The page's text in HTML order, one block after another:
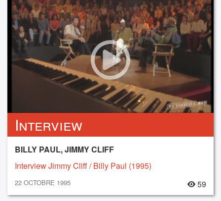
Interview
BILLY PAUL, JIMMY CLIFF
Interview Jimmy Cliff / Billy Paul (1995)
22 OCTOBRE 1995 59